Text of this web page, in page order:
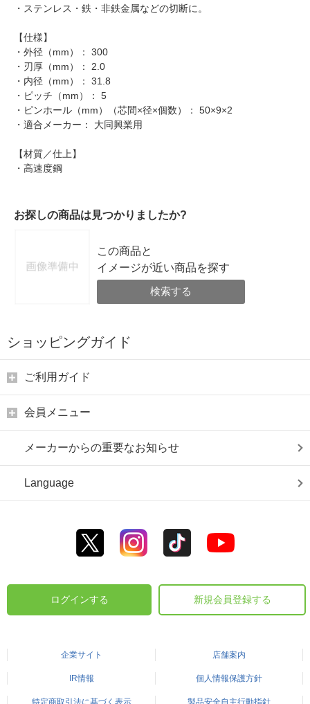
・ステンレス・鉄・非鉄金属などの切断に。
【仕様】
・外径（mm）： 300
・刃厚（mm）： 2.0
・内径（mm）： 31.8
・ピッチ（mm）： 5
・ピンホール（mm）（芯間×径×個数）： 50×9×2
・適合メーカー： 大同興業用
【材質／仕上】
・高速度鋼
お探しの商品は見つかりましたか?
この商品と
イメージが近い商品を探す
検索する
ショッピングガイド
ご利用ガイド
会員メニュー
メーカーからの重要なお知らせ
Language
ログインする 新規会員登録する
企業サイト 店舗案内
IR情報 個人情報保護方針
特定商取引法に基づく表示 製品安全自主行動指針